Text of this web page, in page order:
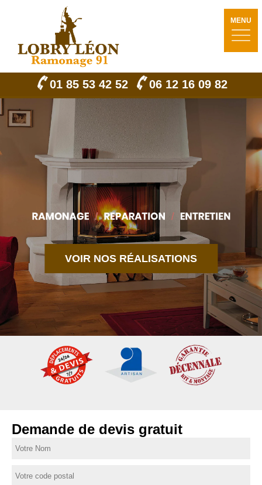
MENU
01 85 53 42 52 06 12 16 09 82
VOIR NOS RÉALISATIONS
Demande de devis gratuit